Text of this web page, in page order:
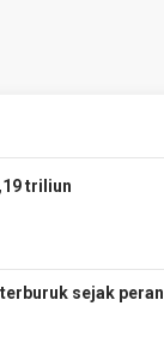
triliun
sejak